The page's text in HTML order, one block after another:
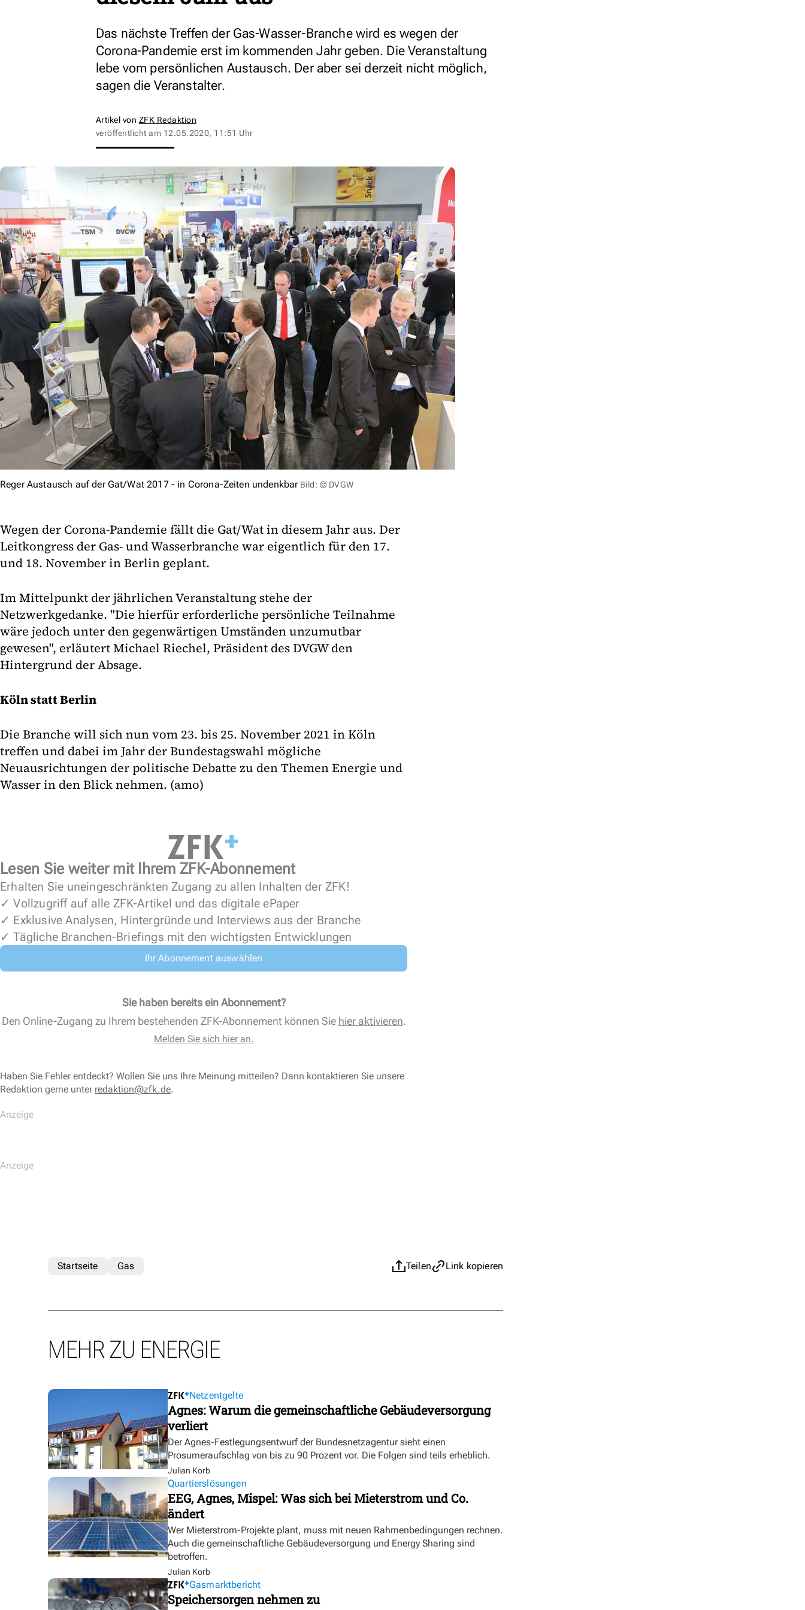
Das nächste Treffen der Gas-Wasser-Branche wird es wegen der
Corona-Pandemie erst im kommenden Jahr geben. Die Veranstaltung
lebe vom persönlichen Austausch. Der aber sei derzeit nicht möglich,
sagen die Veranstalter.
Artikel von ZFK Redaktion
veröffentlicht am 12.05.2020, 11:51 Uhr
Reger Austausch auf der Gat/Wat 2017 - in Corona-Zeiten undenkbar Bild: © DVGW
Wegen der Corona-Pandemie fällt die Gat/Wat in diesem Jahr aus. Der
Leitkongress der Gas- und Wasserbranche war eigentlich für den 17.
und 18. November in Berlin geplant.
Im Mittelpunkt der jährlichen Veranstaltung stehe der
Netzwerkgedanke. "Die hierfür erforderliche persönliche Teilnahme
wäre jedoch unter den gegenwärtigen Umständen unzumutbar
gewesen", erläutert Michael Riechel, Präsident des DVGW den
Hintergrund der Absage.
Köln statt Berlin
Die Branche will sich nun vom 23. bis 25. November 2021 in Köln
treffen und dabei im Jahr der Bundestagswahl mögliche
Neuausrichtungen der politische Debatte zu den Themen Energie und
Wasser in den Blick nehmen. (amo)
Lesen Sie weiter mit Ihrem ZFK-Abonnement
Erhalten Sie uneingeschränkten Zugang zu allen Inhalten der ZFK!
✓ Vollzugriff auf alle ZFK-Artikel und das digitale ePaper
✓ Exklusive Analysen, Hintergründe und Interviews aus der Branche
✓ Tägliche Branchen-Briefings mit den wichtigsten Entwicklungen
Ihr Abonnement auswählen
Sie haben bereits ein Abonnement?
Den Online-Zugang zu Ihrem bestehenden ZFK-Abonnement können Sie hier aktivieren.
Melden Sie sich hier an.
Haben Sie Fehler entdeckt? Wollen Sie uns Ihre Meinung mitteilen? Dann kontaktieren Sie unsere
Redaktion gerne unter redaktion@zfk.de.
Teilen Link kopieren
Startseite Gas
MEHR ZU ENERGIE
Netzentgelte
Agnes: Warum die gemeinschaftliche Gebäudeversorgung
verliert
Der Agnes-Festlegungsentwurf der Bundesnetzagentur sieht einen
Prosumeraufschlag von bis zu 90 Prozent vor. Die Folgen sind teils erheblich.
Julian Korb
Quartierslösungen
EEG, Agnes, Mispel: Was sich bei Mieterstrom und Co.
ändert
Wer Mieterstrom-Projekte plant, muss mit neuen Rahmenbedingungen rechnen.
Auch die gemeinschaftliche Gebäudeversorgung und Energy Sharing sind
betroffen.
Julian Korb
Gasmarktbericht
Speichersorgen nehmen zu